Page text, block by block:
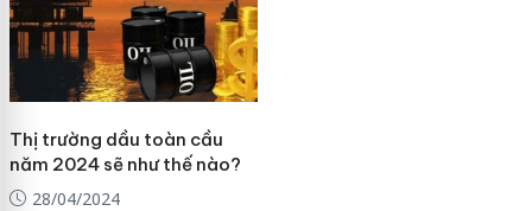
Thị trường dầu toàn cầu
năm 2024 sẽ như thế nào?
28/04/2024